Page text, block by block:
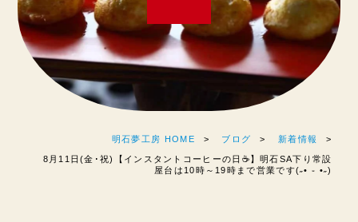
明石夢工房 HOME ブログ 新着情報
8月11日(金･祝)【インスタントコーヒーの日☕】明石SA下り常設
屋台は10時～19時まで営業です(˶• ֊ •˶)